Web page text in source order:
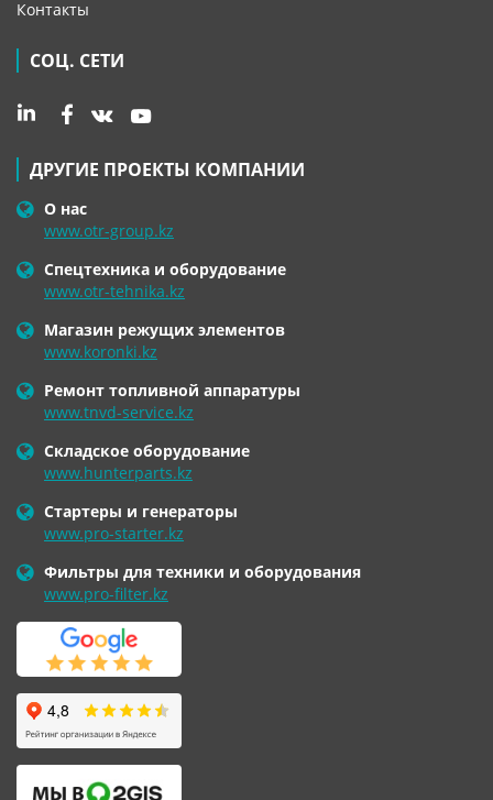
Контакты
СОЦ. СЕТИ
ДРУГИЕ ПРОЕКТЫ КОМПАНИИ
О нас
www.otr-group.kz
Спецтехника и оборудование
www.otr-tehnika.kz
Магазин режущих элементов
www.koronki.kz
Ремонт топливной аппаратуры
www.tnvd-service.kz
Складское оборудование
www.hunterparts.kz
Стартеры и генераторы
www.pro-starter.kz
Фильтры для техники и оборудования
www.pro-filter.kz